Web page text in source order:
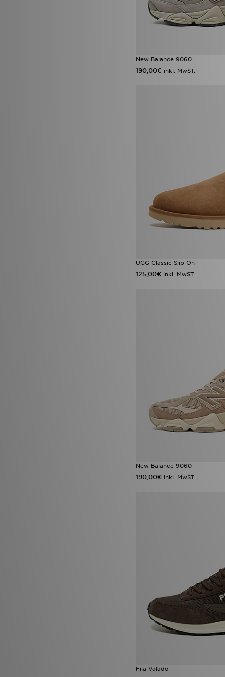
New Balance 9060
190,00€ inkl. MwST.
UGG Classic Slip On
125,00€ inkl. MwST.
New Balance 9060
190,00€ inkl. MwST.
Fila Valado